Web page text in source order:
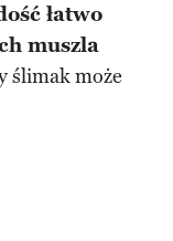
łatwo
muszla
ślimak może